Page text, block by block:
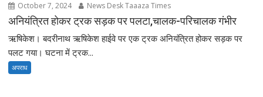
October 7, 2024 News Desk Taaaza Times
अनियंत्रित होकर ट्रक सड़क पर पलटा,चालक-परिचालक गंभीर
ऋषिकेश। बदरीनाथ ऋषिकेश हाईवे पर एक ट्रक अनियंत्रित होकर सड़क पर
पलट गया। घटना में ट्रक...
अपराध